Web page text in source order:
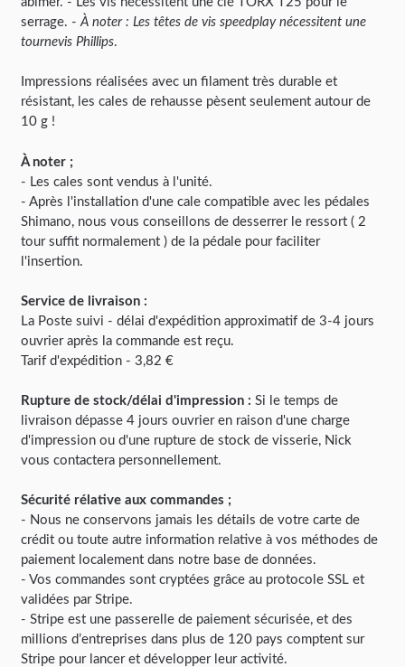
serrage. -À noter : Les têtes de vis speedplay nécessitent une
tournevis Phillips.
Impressions réalisées avec un filament très durable et
résistant, les cales de rehausse pèsent seulement autour de
10 g !
À noter ;
- Les cales sont vendus à l'unité.
- Après l'installation d'une cale compatible avec les pédales
Shimano, nous vous conseillons de desserrer le ressort ( 2
tour suffit normalement ) de la pédale pour faciliter
l'insertion.
Service de livraison :
La Poste suivi - délai d'expédition approximatif de 3-4 jours
ouvrier après la commande est reçu.
Tarif d'expédition - 3,82 €
Rupture de stock/délai d'impression : Si le temps de
livraison dépasse 4 jours ouvrier en raison d'une charge
d'impression ou d'une rupture de stock de visserie, Nick
vous contactera personnellement.
Sécurité rélative aux commandes ;
- Nous ne conservons jamais les détails de votre carte de
crédit ou toute autre information relative à vos méthodes de
paiement localement dans notre base de données.
- Vos commandes sont cryptées grâce au protocole SSL et
validées par Stripe.
- Stripe est une passerelle de paiement sécurisée, et des
millions d’entreprises dans plus de 120 pays comptent sur
Stripe pour lancer et développer leur activité.